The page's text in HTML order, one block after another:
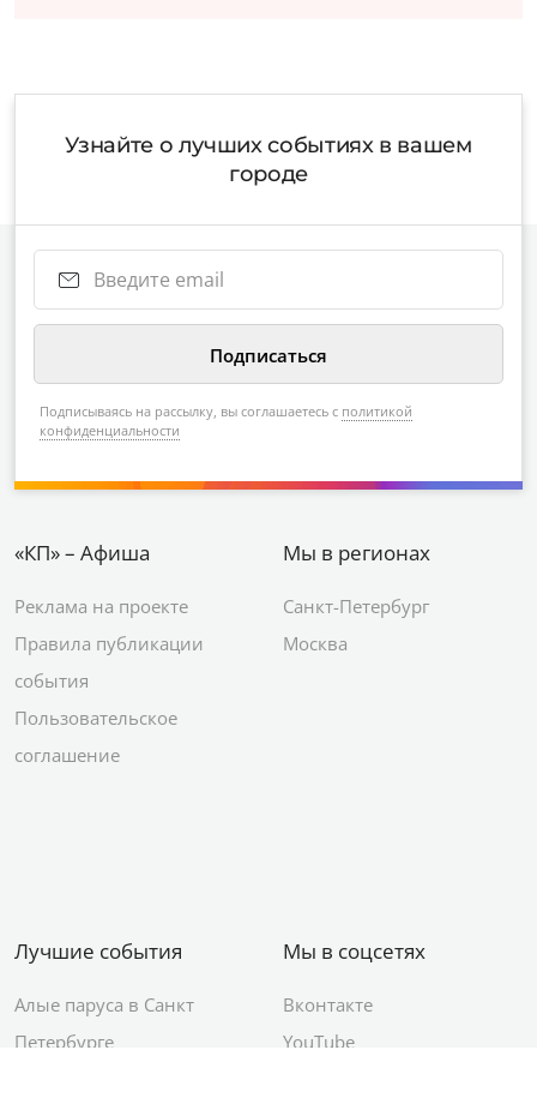
Узнайте о лучших событиях в вашем
городе
Подписываясь на рассылку, вы соглашаетесь с политикой
конфиденциальности
«КП» – Афиша
Реклама на проекте
Правила публикации
события
Пользовательское
соглашение
Мы в регионах
Санкт-Петербург
Москва
Лучшие события
Алые паруса в Санкт
Петербурге
Мы в соцсетях
Вконтакте
YouTube